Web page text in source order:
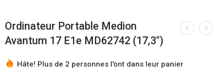
Ordinateur Portable Medion
Avantum 17 E1e MD62742 (17,3″)
Hâte! Plus de 2 personnes l'ont dans leur panier